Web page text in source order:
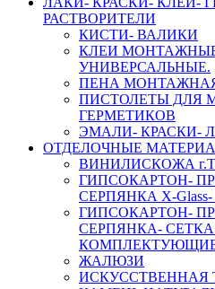
РАСТВОРИТЕЛИ
КИСТИ- ВАЛИКИ
КЛЕИ
УНИВЕРСАЛЬНЫЕ.
ПЕНА
ПИСТОЛЕТЫ ДЛЯ
ГЕРМЕТИКОВ
ЭМАЛИ- КРАСКИ-
ОТДЕЛОЧНЫЕ
ВИНИЛИСКОЖА
ГИПСОКАРТОН-
СЕРПЯНКА X-
ГИПСОКАРТОН-
СЕРПЯНКА-
ЖАЛЮЗИ
ИСКУССТВЕННАЯ